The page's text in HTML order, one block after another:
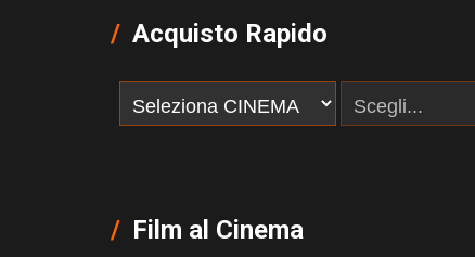
Acquisto Rapido
Film al Cinema